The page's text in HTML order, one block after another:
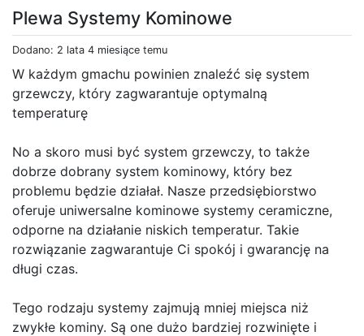
Plewa Systemy Kominowe
Dodano: 2 lata 4 miesiące temu
W każdym gmachu powinien znaleźć się system
grzewczy, który zagwarantuje optymalną
temperaturę
No a skoro musi być system grzewczy, to także
dobrze dobrany system kominowy, który bez
problemu będzie działał. Nasze przedsiębiorstwo
oferuje uniwersalne kominowe systemy ceramiczne,
odporne na działanie niskich temperatur. Takie
rozwiązanie zagwarantuje Ci spokój i gwarancję na
długi czas.
Tego rodzaju systemy zajmują mniej miejsca niż
zwykłe kominy. Są one dużo bardziej rozwinięte i